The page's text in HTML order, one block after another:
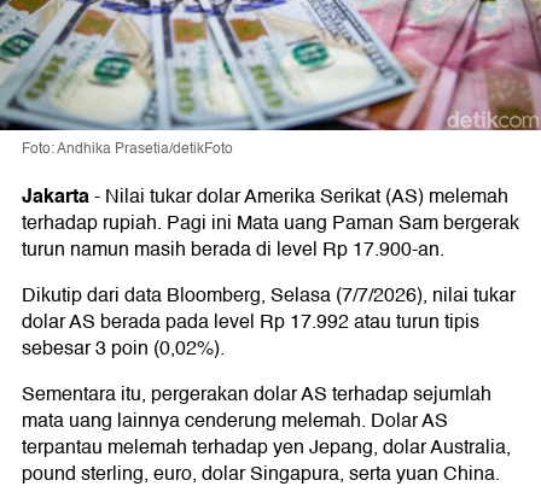
Foto: Andhika Prasetia/detikFoto
Jakarta-Nilai tukar dolar Amerika Serikat (AS) melemah
terhadap rupiah. Pagi ini Mata uang Paman Sam bergerak
turun namun masih berada di level Rp 17.900-an.
Dikutip dari data Bloomberg, Selasa (7/7/2026), nilai tukar
dolar AS berada pada level Rp 17.992 atau turun tipis
sebesar 3 poin (0,02%).
Sementara itu, pergerakan dolar AS terhadap sejumlah
mata uang lainnya cenderung melemah. Dolar AS
terpantau melemah terhadap yen Jepang, dolar Australia,
pound sterling, euro, dolar Singapura, serta yuan China.